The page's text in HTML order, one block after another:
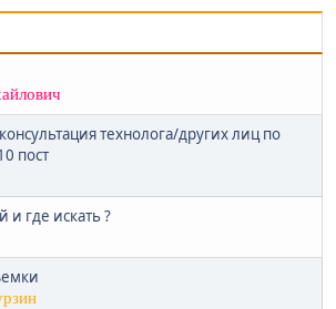
технолога/других лиц по
пост
и где искать ?